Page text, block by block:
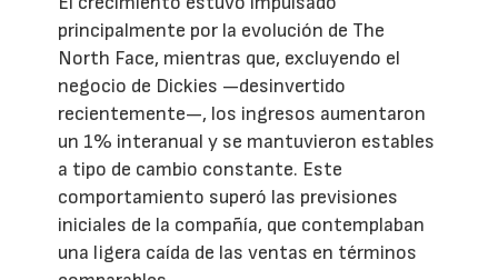
principalmente por la evolución de The
North Face, mientras que, excluyendo el
negocio de Dickies —desinvertido
recientemente—, los ingresos aumentaron
un 1% interanual y se mantuvieron estables
a tipo de cambio constante. Este
comportamiento superó las previsiones
iniciales de la compañía, que contemplaban
una ligera caída de las ventas en términos